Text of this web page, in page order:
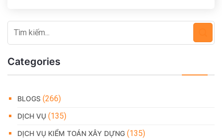
Categories
BLOGS (266)
DỊCH VỤ (135)
DỊCH VỤ KIỂM TOÁN XÂY DỰNG (135)